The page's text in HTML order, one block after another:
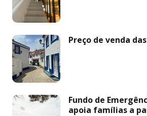
Preço de venda
Fundo de
apoia famílias a